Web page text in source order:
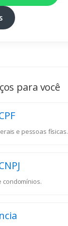
para você
e pessoas físicas.
condomínios.